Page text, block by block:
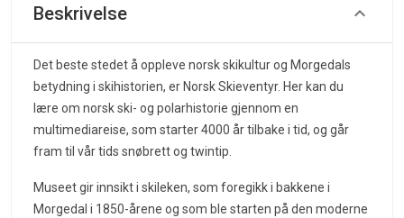
Beskrivelse
Det beste stedet å oppleve norsk skikultur og Morgedals
betydning i skihistorien, er Norsk Skieventyr. Her kan du
lære om norsk ski- og polarhistorie gjennom en
multimediareise, som starter 4000 år tilbake i tid, og går
fram til vår tids snøbrett og twintip.
Museet gir innsikt i skileken, som foregikk i bakkene i
Morgedal i 1850-årene og som ble starten på den moderne